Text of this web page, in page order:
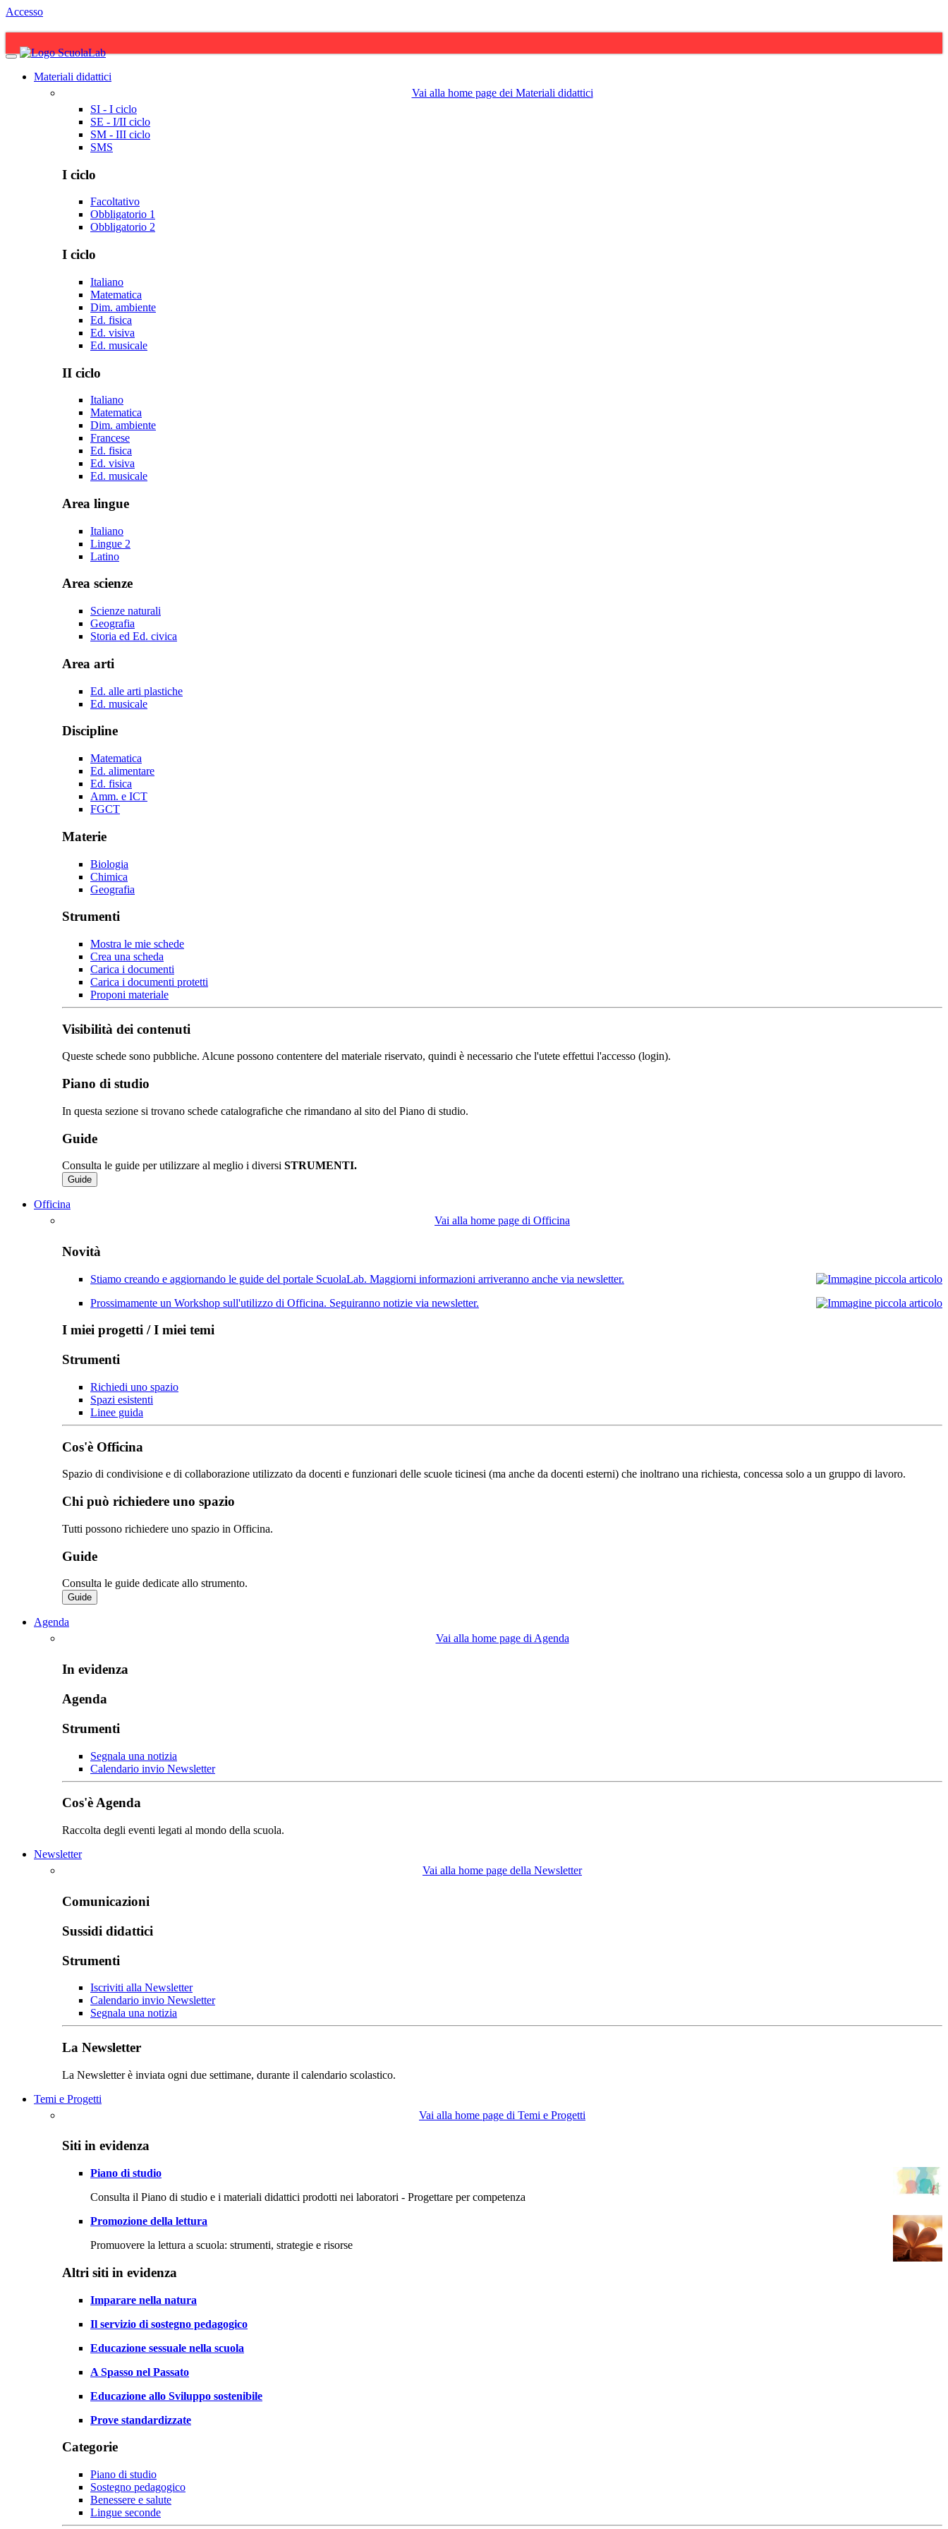
Accesso
Materiali didattici
Vai alla home page dei Materiali didattici
SI - I ciclo
SE - I/II ciclo
SM - III ciclo
SMS
I ciclo
Facoltativo
Obbligatorio 1
Obbligatorio 2
I ciclo
Italiano
Matematica
Dim. ambiente
Ed. fisica
Ed. visiva
Ed. musicale
II ciclo
Italiano
Matematica
Dim. ambiente
Francese
Ed. fisica
Ed. visiva
Ed. musicale
Area lingue
Italiano
Lingue 2
Latino
Area scienze
Scienze naturali
Geografia
Storia ed Ed. civica
Area arti
Ed. alle arti plastiche
Ed. musicale
Discipline
Matematica
Ed. alimentare
Ed. fisica
Amm. e ICT
FGCT
Materie
Biologia
Chimica
Geografia
Strumenti
Mostra le mie schede
Crea una scheda
Carica i documenti
Carica i documenti protetti
Proponi materiale
Visibilità dei contenuti
Queste schede sono pubbliche. Alcune possono contentere del materiale riservato, quindi è necessario che l'utete effettui l'accesso (login).
Piano di studio
In questa sezione si trovano schede catalografiche che rimandano al sito del Piano di studio.
Guide
Consulta le guide per utilizzare al meglio i diversi STRUMENTI.
Guide
Officina
Vai alla home page di Officina
Novità
Stiamo creando e aggiornando le guide del portale ScuolaLab. Maggiorni informazioni arriveranno anche via newsletter.
Prossimamente un Workshop sull'utilizzo di Officina. Seguiranno notizie via newsletter.
I miei progetti / I miei temi
Strumenti
Richiedi uno spazio
Spazi esistenti
Linee guida
Cos'è Officina
Spazio di condivisione e di collaborazione utilizzato da docenti e funzionari delle scuole ticinesi (ma anche da docenti esterni) che inoltrano una richiesta, concessa solo a un gruppo di lavoro.​
Chi può richiedere uno spazio
Tutti possono richiedere uno spazio in Officina.
Guide
Consulta le guide dedicate allo strumento.
Guide
Agenda
Vai alla home page di Agenda
In evidenza
Agenda
Strumenti
Segnala una notizia
Calendario invio Newsletter
Cos'è Agenda
Raccolta degli eventi legati al mondo della scuola.
Newsletter
Vai alla home page della Newsletter
Comunicazioni
Sussidi didattici
Strumenti
Iscriviti alla Newsletter
Calendario invio Newsletter
Segnala una notizia
La Newsletter
La Newsletter è inviata ogni due settimane, durante il calendario scolastico.
Temi e Progetti
Vai alla home page di Temi e Progetti
Siti in evidenza
Piano di studio
Consulta il Piano di studio e i materiali didattici prodotti nei laboratori - Progettare per competenza
Promozione della lettura
Promuovere la lettura a scuola: strumenti, strategie e risorse
Altri siti in evidenza
Imparare nella natura
Il servizio di sostegno pedagogico
Educazione sessuale nella scuola
A Spasso nel Passato
Educazione allo Sviluppo sostenibile
Prove standardizzate
Categorie
Piano di studio
Sostegno pedagogico
Benessere e salute
Lingue seconde